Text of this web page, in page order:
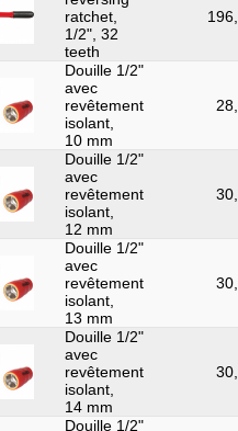
ratchet,
1/2", 32
teeth
Douille 1/2"
avec
revêtement
isolant,
10 mm
Douille 1/2"
avec
revêtement
isolant,
12 mm
Douille 1/2"
avec
revêtement
isolant,
13 mm
Douille 1/2"
avec
revêtement
isolant,
14 mm
Douille 1/2"